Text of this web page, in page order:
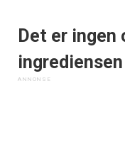
Det er
ingrediensen